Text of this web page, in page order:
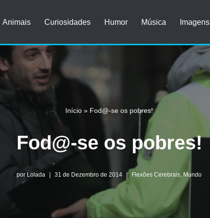
Animais Curiosidades Humor Música Imagens
Início » Fod@-se os pobres!
Fod@-se os pobres!
por Lolada 31 de Dezembro de 2014 Flexões Cerebrais Mundo